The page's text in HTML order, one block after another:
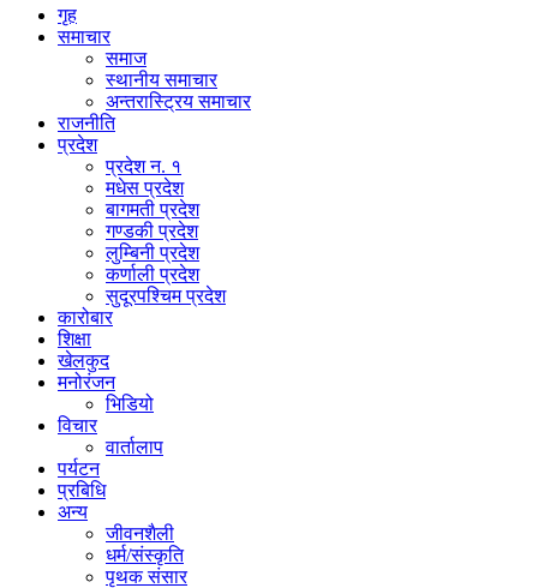
गृह
समाचार
समाज
स्थानीय समाचार
अन्तरास्ट्रिय समाचार
राजनीति
प्रदेश
प्रदेश न. १
मधेस प्रदेश
बागमती प्रदेश
गण्डकी प्रदेश
लुम्बिनी प्रदेश
कर्णाली प्रदेश
सुदूरपश्चिम प्रदेश
कारोबार
शिक्षा
खेलकुद
मनोरंजन
भिडियो
विचार
वार्तालाप
पर्यटन
प्रबिधि
अन्य
जीवनशैली
धर्म/संस्कृति
पृथक संसार